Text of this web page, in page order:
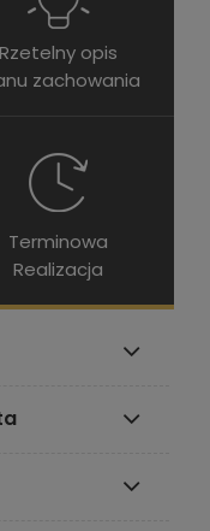
Rzetelny opis
zachowania
Terminowa
Realizacja